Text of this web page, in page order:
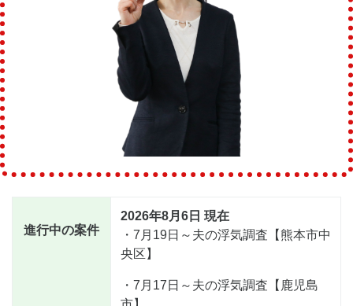
進行中の案件
2026年8月6日 現在
・7月19日～夫の浮気調査【熊本市中
央区】
・7月17日～夫の浮気調査【鹿児島